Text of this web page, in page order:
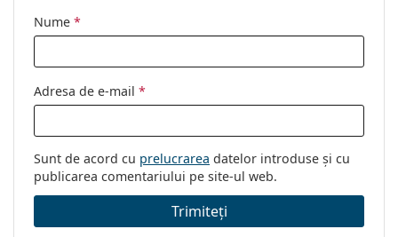
dioptrii:
Nume *
Adresa de e-mail *
Sunt de acord cu prelucrarea datelor introduse și cu
publicarea comentariului pe site-ul web.
Trimiteți